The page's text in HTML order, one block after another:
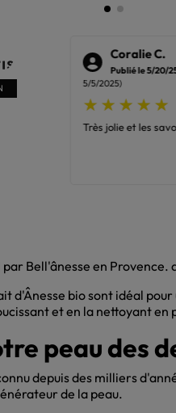
:
Coralie C.
Publié le 5/20/
5/5/2025)
Très jolie et les
Bell'ânesse en Provence.
d'Ânesse bio sont idéal
et en la nettoyant en
peau des
depuis des milliers
de la peau.